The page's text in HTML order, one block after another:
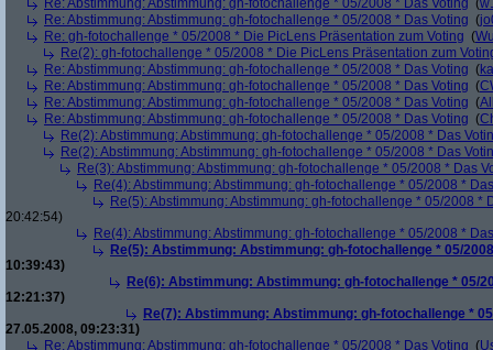
Re: Abstimmung: Abstimmung: gh-fotochallenge * 05/2008 * Das Voting (
Re: Abstimmung: Abstimmung: gh-fotochallenge * 05/2008 * Das Voting (
Re: gh-fotochallenge * 05/2008 * Die PicLens Präsentation zum Voting (
Re(2): gh-fotochallenge * 05/2008 * Die PicLens Präsentation zum
Re: Abstimmung: Abstimmung: gh-fotochallenge * 05/2008 * Das Voting (
Re: Abstimmung: Abstimmung: gh-fotochallenge * 05/2008 * Das Voting (
Re: Abstimmung: Abstimmung: gh-fotochallenge * 05/2008 * Das Voting (
Re: Abstimmung: Abstimmung: gh-fotochallenge * 05/2008 * Das Voting (
Re(2): Abstimmung: Abstimmung: gh-fotochallenge * 05/2008 * Das
Re(2): Abstimmung: Abstimmung: gh-fotochallenge * 05/2008 * Das
Re(3): Abstimmung: Abstimmung: gh-fotochallenge * 05/2008 * Das
Re(4): Abstimmung: Abstimmung: gh-fotochallenge * 05/2008 *
Re(5): Abstimmung: Abstimmung: gh-fotochallenge * 05/2008 *
20:42:54)
Re(4): Abstimmung: Abstimmung: gh-fotochallenge * 05/2008 *
Re(5): Abstimmung: Abstimmung: gh-fotochallenge * 05/
10:39:43)
Re(6): Abstimmung: Abstimmung: gh-fotochallenge * 05/
12:21:37)
Re(7): Abstimmung: Abstimmung: gh-fotochallenge *
27.05.2008, 09:23:31)
Re: Abstimmung: Abstimmung: gh-fotochallenge * 05/2008 * Das Voting (